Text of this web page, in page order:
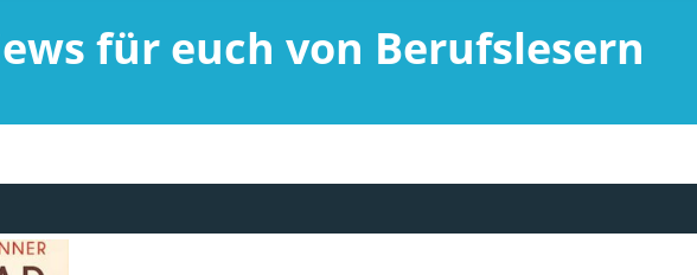
für euch von Berufslesern